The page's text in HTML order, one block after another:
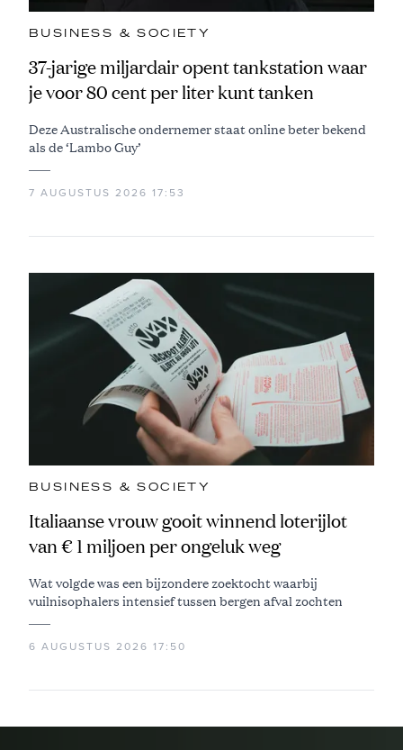
BUSINESS & SOCIETY
37-jarige miljardair opent tankstation waar
je voor 80 cent per liter kunt tanken
Deze Australische ondernemer staat online beter bekend
als de ‘Lambo Guy’
7 AUGUSTUS 2026 17:53
BUSINESS & SOCIETY
Italiaanse vrouw gooit winnend loterijlot
van € 1 miljoen per ongeluk weg
Wat volgde was een bijzondere zoektocht waarbij
vuilnisophalers intensief tussen bergen afval zochten
6 AUGUSTUS 2026 17:50